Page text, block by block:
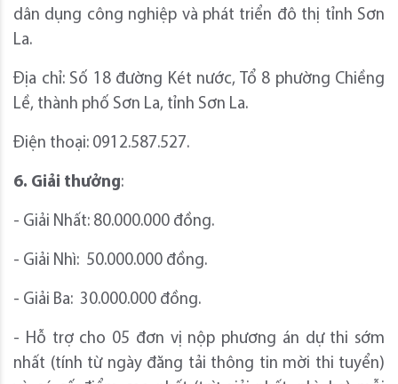
dân dụng công nghiệp và phát triển đô thị tỉnh Sơn
La.
Địa chỉ: Số 18 đường Két nước, Tổ 8 phường Chiềng
Lề, thành phố Sơn La, tỉnh Sơn La.
Điện thoại: 0912.587.527.
6. Giải thưởng:
- Giải Nhất: 80.000.000 đồng.
- Giải Nhì: 50.000.000 đồng.
- Giải Ba: 30.000.000 đồng.
- Hỗ trợ cho 05 đơn vị nộp phương án dự thi sớm
nhất (tính từ ngày đăng tải thông tin mời thi tuyển)